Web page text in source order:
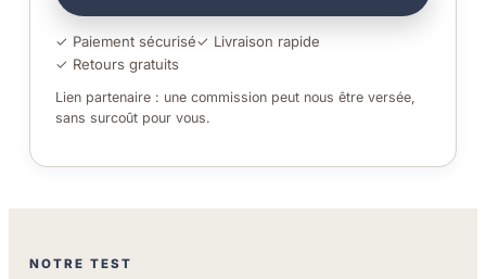
✓ Paiement sécurisé✓ Livraison rapide
✓ Retours gratuits
Lien partenaire : une commission peut nous être versée,
sans surcoût pour vous.
NOTRE TEST